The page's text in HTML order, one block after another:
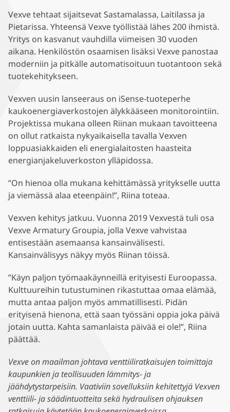
Vexve tehtaat sijaitsevat Sastamalassa, Laitilassa ja
Pietarissa. Yhteensä Vexve työllistää lähes 200 ihmistä.
Yritys on kasvanut vauhdilla viimeisen 30 vuoden
aikana. Henkilöstön osaamisen lisäksi Vexve panostaa
moderniin ja pitkälle automatisoituun tuotantoon sekä
tuotekehitykseen.
Vexven uusin lanseeraus on iSense-tuoteperhe
kaukoenergiaverkostojen älykkääseen monitorointiin.
Projektissa mukana olleen Riinan mukaan tavoitteena
on ollut ratkaista nykyaikaisella tavalla Vexven
loppuasiakkaiden eli energialaitosten haasteita
energianjakeluverkoston ylläpidossa.
”On hienoa olla mukana kehittämässä yritykselle uutta
ja viemässä alaa eteenpäin!”, Riina toteaa.
Vexven kehitys jatkuu. Vuonna 2019 Vexvestä tuli osa
Vexve Armatury Groupia, jolla Vexve vahvistaa
entisestään asemaansa kansainvälisesti.
Kansainvälisyys näkyy myös Riinan töissä.
”Käyn paljon työmaakäynneillä erityisesti Euroopassa.
Kulttuureihin tutustuminen rikastuttaa omaa elämää,
mutta antaa paljon myös ammatillisesti. Pidän
erityisenä hienona, että saan työssäni oppia joka päivä
jotain uutta. Kahta samanlaista päivää ei ole!”, Riina
päättää.
Vexve on maailman johtava venttiiliratkaisujen toimittaja
kaupunkien ja teollisuuden lämmitys- ja
jäähdytystarpeisiin. Vaativiin sovelluksiin kehitettyjä Vexven
venttiili- ja säädintuotteita sekä hydraulisen ohjauksen